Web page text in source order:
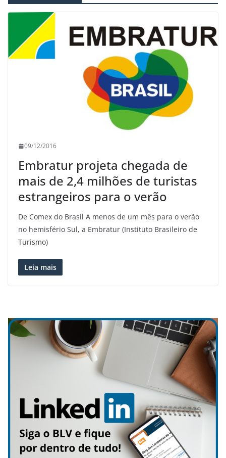
09/12/2016
Embratur projeta chegada de
mais de 2,4 milhões de turistas
estrangeiros para o verão
De Comex do Brasil A menos de um mês para o verão
no hemisfério Sul, a Embratur (Instituto Brasileiro de
Turismo)
Leia mais